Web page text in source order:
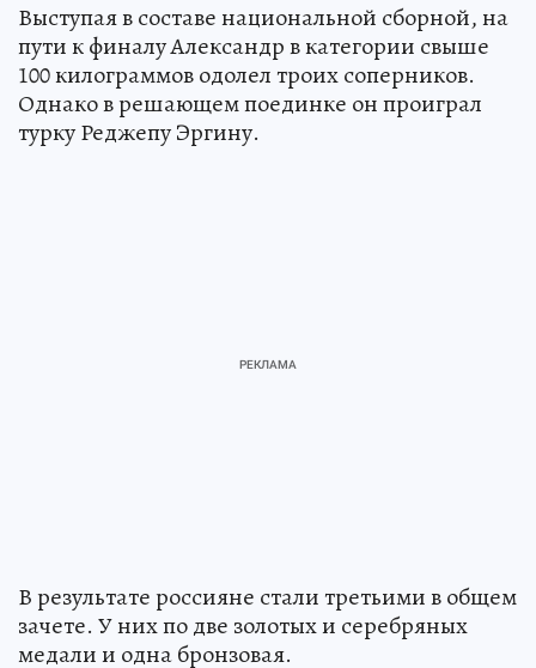
Выступая в составе национальной сборной, на
пути к финалу Александр в категории свыше
100 килограммов одолел троих соперников.
Однако в решающем поединке он проиграл
турку Реджепу Эргину.
В результате россияне стали третьими в общем
зачете. У них по две золотых и серебряных
медали и одна бронзовая.